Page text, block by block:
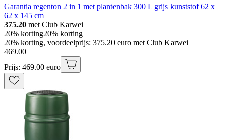
Garantia regenton 2 in 1 met plantenbak 300 L grijs kunststof 62 x
62 x 145 cm
375.20 met Club Karwei
20% korting20% korting
20% korting, voordeelprijs: 375.20 euro met Club Karwei
469.00
Prijs: 469.00 euro